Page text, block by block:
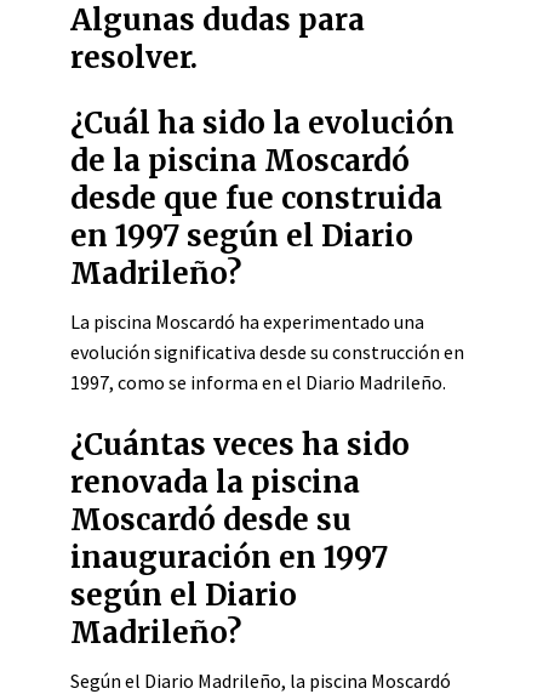
Algunas dudas para
resolver.
¿Cuál ha sido la evolución
de la piscina Moscardó
desde que fue construida
en 1997 según el Diario
Madrileño?
La piscina Moscardó ha experimentado una
evolución significativa desde su construcción en
1997, como se informa en el Diario Madrileño.
¿Cuántas veces ha sido
renovada la piscina
Moscardó desde su
inauguración en 1997
según el Diario
Madrileño?
Según el Diario Madrileño, la piscina Moscardó